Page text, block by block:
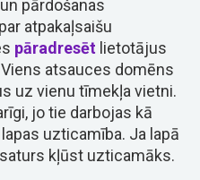
pārdošanas
atpakaļsaišu
pāradresēt lietotājus
atsauces domēns
uz vienu tīmekļa vietni.
jo tie darbojas kā
uzticamība. Ja lapā
kļūst uzticamāks.